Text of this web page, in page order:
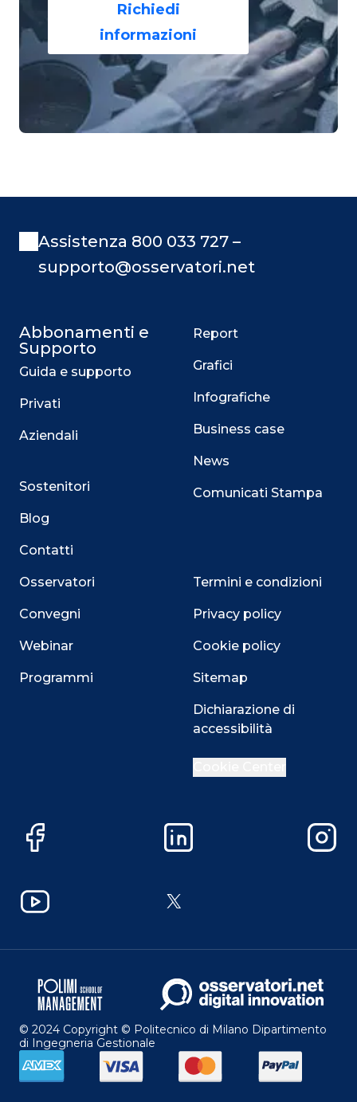
Richiedi
informazioni
Assistenza 800 033 727 –
supporto@osservatori.net
Abbonamenti e
Supporto
Guida e supporto
Privati
Aziendali
Sostenitori
Blog
Contatti
Osservatori
Convegni
Webinar
Programmi
Report
Grafici
Infografiche
Business case
News
Comunicati Stampa
Termini e condizioni
Privacy policy
Cookie policy
Sitemap
Dichiarazione di
accessibilità
Facebook LinkedIn
YouTube X
© 2024 Copyright © Politecnico di Milano Dipartimento
di Ingegneria Gestionale